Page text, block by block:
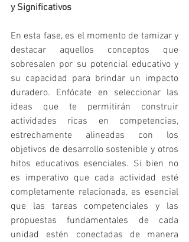
y Significativos
En esta fase, es el momento de tamizar y
destacar aquellos conceptos que
sobresalen por su potencial educativo y
su capacidad para brindar un impacto
duradero. Enfócate en seleccionar las
ideas que te permitirán construir
actividades ricas en competencias,
estrechamente alineadas con los
objetivos de desarrollo sostenible y otros
hitos educativos esenciales. Si bien no
es imperativo que cada actividad esté
completamente relacionada, es esencial
que las tareas competenciales y las
propuestas fundamentales de cada
unidad estén conectadas de manera